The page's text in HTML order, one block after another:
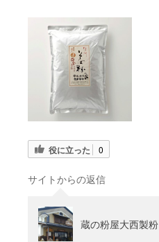
役に立った 0
サイトからの返信
蔵の粉屋大西製粉